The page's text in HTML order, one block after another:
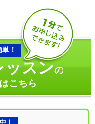
！
ッスンの
こちら
！